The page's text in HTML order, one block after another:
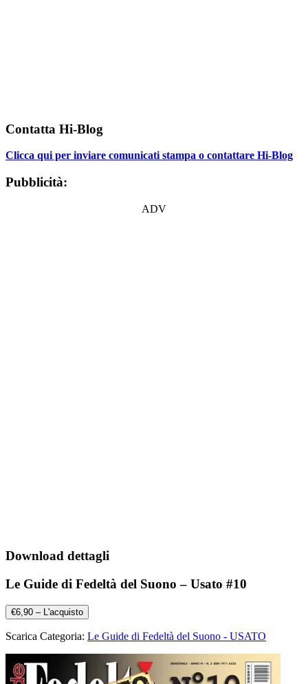
Contatta Hi-Blog
Clicca qui per inviare comunicati stampa o contattare Hi-Blog
Pubblicità:
ADV
Download dettagli
Le Guide di Fedeltà del Suono – Usato #10
€6,90 – L'acquisto
Scarica Categoria: Le Guide di Fedeltà del Suono - USATO